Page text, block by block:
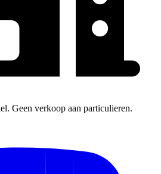
Geen verkoop aan particulieren.